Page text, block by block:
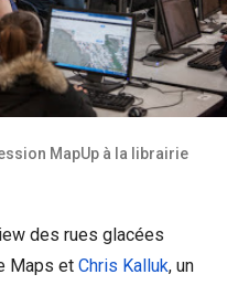
MapUp à la librairie
des rues glacées
Maps et Chris Kalluk, un